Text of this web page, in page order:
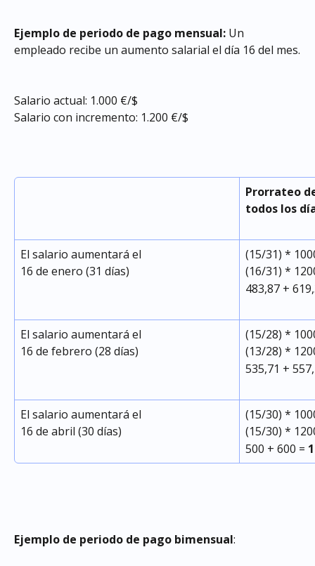
Ejemplo de periodo de pago mensual: Un
empleado recibe un aumento salarial el día 16 del mes.
Salario actual: 1.000 €/$
Salario con incremento: 1.200 €/$
Prorrateo
todos los
El salario aumentará el
16 de enero (31 días)
(15/31) *
(16/31) *
483,87 +
El salario aumentará el
16 de febrero (28 días)
(15/28) *
(13/28) *
535,71 +
El salario aumentará el
16 de abril (30 días)
(15/30) *
(15/30) *
500 + 600 =
Ejemplo de periodo de pago bimensual: